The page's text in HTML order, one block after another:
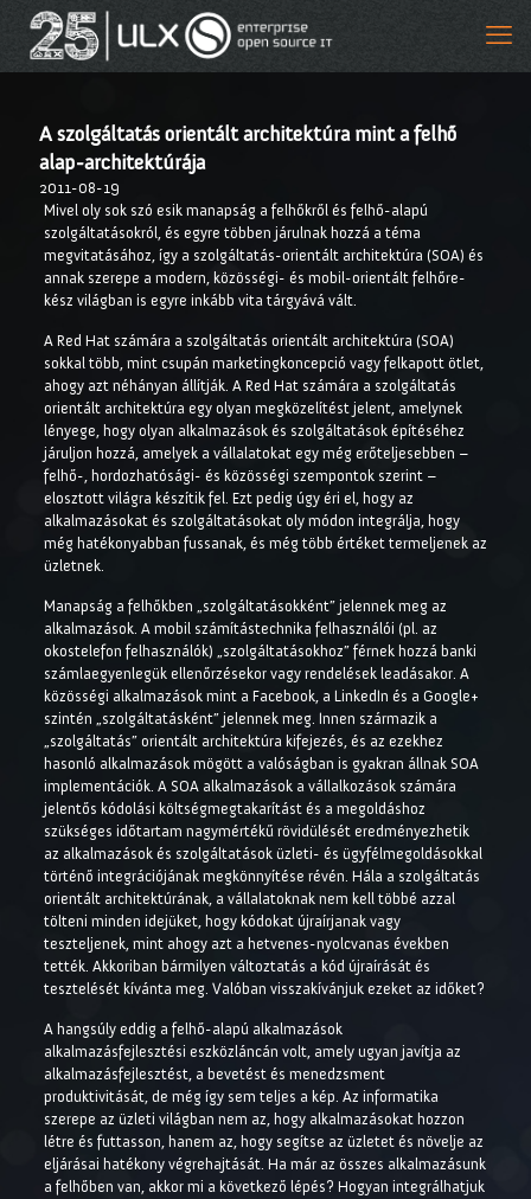
A szolgáltatás orientált architektúra mint a felhő
alap-architektúrája
2011-08-19
Mivel oly sok szó esik manapság a felhőkről és felhő-alapú
szolgáltatásokról, és egyre többen járulnak hozzá a téma
megvitatásához, így a szolgáltatás-orientált architektúra (SOA) és
annak szerepe a modern, közösségi- és mobil-orientált felhőre-
kész világban is egyre inkább vita tárgyává vált.
A Red Hat számára a szolgáltatás orientált architektúra (SOA)
sokkal több, mint csupán marketingkoncepció vagy felkapott ötlet,
ahogy azt néhányan állítják. A Red Hat számára a szolgáltatás
orientált architektúra egy olyan megközelítést jelent, amelynek
lényege, hogy olyan alkalmazások és szolgáltatások építéséhez
járuljon hozzá, amelyek a vállalatokat egy még erőteljesebben –
felhő-, hordozhatósági- és közösségi szempontok szerint –
elosztott világra készítik fel. Ezt pedig úgy éri el, hogy az
alkalmazásokat és szolgáltatásokat oly módon integrálja, hogy
még hatékonyabban fussanak, és még több értéket termeljenek az
üzletnek.
Manapság a felhőkben „szolgáltatásokként” jelennek meg az
alkalmazások. A mobil számítástechnika felhasználói (pl. az
okostelefon felhasználók) „szolgáltatásokhoz” férnek hozzá banki
számlaegyenlegük ellenőrzésekor vagy rendelések leadásakor. A
közösségi alkalmazások mint a Facebook, a LinkedIn és a Google+
szintén „szolgáltatásként” jelennek meg. Innen származik a
„szolgáltatás” orientált architektúra kifejezés, és az ezekhez
hasonló alkalmazások mögött a valóságban is gyakran állnak SOA
implementációk. A SOA alkalmazások a vállalkozások számára
jelentős kódolási költségmegtakarítást és a megoldáshoz
szükséges időtartam nagymértékű rövidülését eredményezhetik
az alkalmazások és szolgáltatások üzleti- és ügyfélmegoldásokkal
történő integrációjának megkönnyítése révén. Hála a szolgáltatás
orientált architektúrának, a vállalatoknak nem kell többé azzal
tölteni minden idejüket, hogy kódokat újraírjanak vagy
teszteljenek, mint ahogy azt a hetvenes-nyolcvanas években
tették. Akkoriban bármilyen változtatás a kód újraírását és
tesztelését kívánta meg. Valóban visszakívánjuk ezeket az időket?
A hangsúly eddig a felhő-alapú alkalmazások
alkalmazásfejlesztési eszközláncán volt, amely ugyan javítja az
alkalmazásfejlesztést, a bevetést és menedzsment
produktivitását, de még így sem teljes a kép. Az informatika
szerepe az üzleti világban nem az, hogy alkalmazásokat hozzon
létre és futtasson, hanem az, hogy segítse az üzletet és növelje az
eljárásai hatékony végrehajtását. Ha már az összes alkalmazásunk
a felhőben van, akkor mi a következő lépés? Hogyan integrálhatjuk